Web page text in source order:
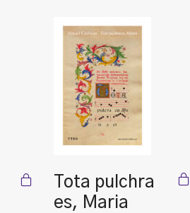
Tota pulchra
es, Maria